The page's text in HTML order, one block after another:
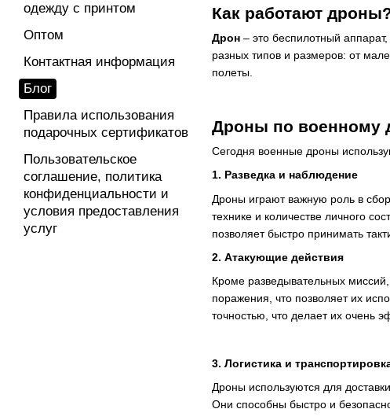
Как работают
Дрон – это беспилотный
разных типов и размеров: от
полеты.
Дроны по военному
Сегодня военные дроны
1. Разведка и наблюдение
Дроны играют важную роль в
технике и количестве личного
позволяет быстро принимать
2. Атакующие действия
Кроме разведывательных
поражения, что позволяет их
точностью, что делает их очень
3. Логистика и
Дроны используются для
Они способны быстро и
одежду с принтом
Оптом
Контактная информация
Блог
Правила использования
подарочных сертификатов
Пользовательское
соглашение, политика
конфиденциальности и
условия предоставления
услуг